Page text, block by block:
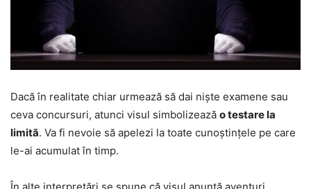
Dacă în realitate chiar urmează să dai niște examene sau
ceva concursuri, atunci visul simbolizează o testare la
limită. Va fi nevoie să apelezi la toate cunoștințele pe care
le-ai acumulat în timp.